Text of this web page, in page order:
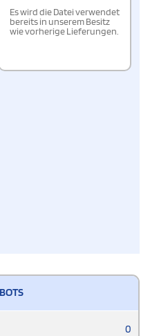
Es wird die Datei verwendet
bereits in unserem Besitz
wie vorherige Lieferungen.
0